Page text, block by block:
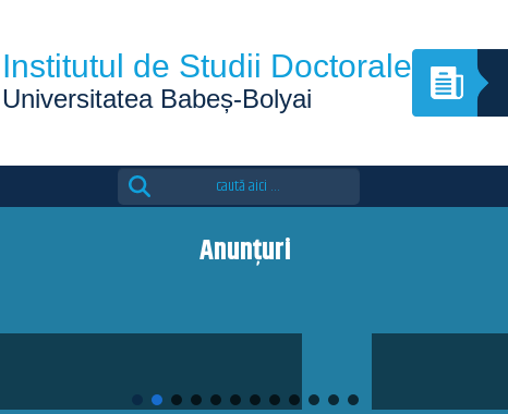
Institutul de Studii Doctorale
Universitatea Babeș-Bolyai
Search
for:
Anunțuri
The 4th edition of the Eutopia Doctoral